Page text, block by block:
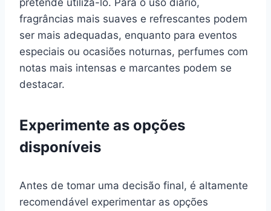
fragrâncias mais suaves e refrescantes podem
ser mais adequadas, enquanto para eventos
especiais ou ocasiões noturnas, perfumes com
notas mais intensas e marcantes podem se
destacar.
Experimente as opções
disponíveis
Antes de tomar uma decisão final, é altamente
recomendável experimentar as opções